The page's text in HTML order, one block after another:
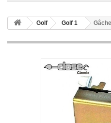
Golf Golf 1